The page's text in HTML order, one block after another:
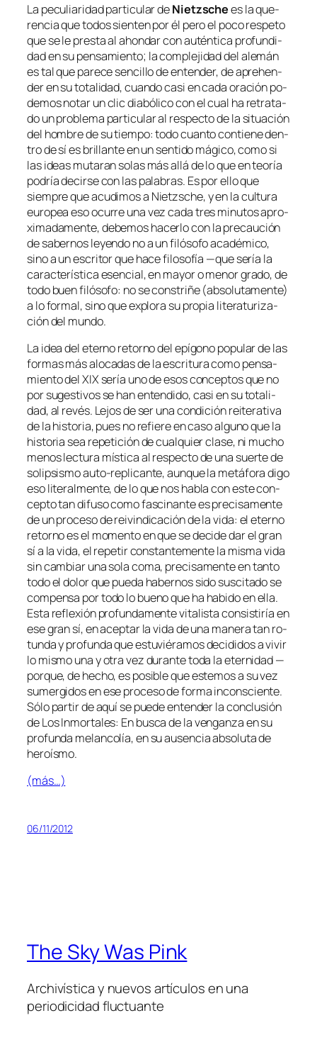
La pe­cu­lia­ri­dad par­ti­cu­lar deNietzschees la que­
ren­cia que to­dos sien­ten por él pe­ro el po­co res­pe­to
que se le pres­ta al ahon­dar con au­tén­ti­ca pro­fun­di­
dad en su pen­sa­mien­to; la com­ple­ji­dad del ale­mán
es tal que pa­re­ce sen­ci­llo de en­ten­der, de aprehen­
der en su to­ta­li­dad, cuan­do ca­si en ca­da ora­ción po­
de­mos no­tar unclicdia­bó­li­co con el cual ha re­tra­ta­
do un pro­ble­ma par­ti­cu­lar al res­pec­to de la si­tua­ción
del hom­bre de su tiem­po: to­do cuan­to con­tie­ne den­
tro de sí es bri­llan­te en un sen­ti­do má­gi­co, co­mo si
las ideas mu­ta­ran so­las más allá de lo que en teo­ría
po­dría de­cir­se con las pa­la­bras. Es por ello que
siem­pre que acu­di­mos a Nietzsche, y en la cul­tu­ra
eu­ro­pea eso ocu­rre una vez ca­da tres mi­nu­tos apro­
xi­ma­da­men­te, de­be­mos ha­cer­lo con la pre­cau­ción
de sa­ber­nos le­yen­do no a un fi­ló­so­fo aca­dé­mi­co,
sino a un es­cri­tor que ha­ce fi­lo­so­fía —que se­ría la
ca­rac­te­rís­ti­ca esen­cial, en ma­yor o me­nor gra­do, de
to­do buen fi­ló­so­fo: no se cons­tri­ñe (ab­so­lu­ta­men­te)
a lo for­mal, sino que ex­plo­ra su pro­pia li­te­ra­tu­ri­za­
ción del mundo.
La idea del eterno re­torno del epí­gono po­pu­lar de las
for­mas más alo­ca­das de la es­cri­tu­ra co­mo pen­sa­
mien­to del XIX se­ría uno de esos con­cep­tos que no
por su­ges­ti­vos se han en­ten­di­do, ca­si en su to­ta­li­
dad, al re­vés. Lejos de ser una con­di­ción reite­ra­ti­va
de la his­to­ria, pues no re­fie­re en ca­so al­guno que la
his­to­ria sea re­pe­ti­ción de cual­quier cla­se, ni mu­cho
me­nos lec­tu­ra mís­ti­ca al res­pec­to de una suer­te de
so­lip­sis­mo auto-replicante, aun­que la me­tá­fo­ra di­go
esoli­te­ral­men­te, de lo que nos ha­bla con es­te con­
cep­to tan di­fu­so co­mo fas­ci­nan­te es pre­ci­sa­men­te
de un pro­ce­so de rei­vin­di­ca­ción de la vi­da: el eterno
re­torno es el mo­men­to en que se de­ci­de dar el gran
sí a la vi­da, el re­pe­tir cons­tan­te­men­te la mis­ma vi­da
sin cam­biar una so­la co­ma, pre­ci­sa­men­te en tan­to
to­do el do­lor que pue­da ha­ber­nos si­do sus­ci­ta­do se
com­pen­sa por to­do lo bueno que ha ha­bi­do en ella.
Esta re­fle­xión pro­fun­da­men­te vi­ta­lis­ta con­sis­ti­ría en
ese gran sí, en acep­tar la vi­da de una ma­ne­ra tan ro­
tun­da y pro­fun­da que es­tu­vié­ra­mos de­ci­di­dos a vi­vir
lo mis­mo una y otra vez du­ran­te to­da la eter­ni­dad —
por­que, de he­cho, es po­si­ble que es­te­mos a su vez
su­mer­gi­dos en ese pro­ce­so de for­ma in­cons­cien­te.
Sólo par­tir de aquí se pue­de en­ten­der la con­clu­sión
deLos Inmortales: En bus­ca de la ven­gan­zaen su
pro­fun­da me­lan­co­lía, en su au­sen­cia ab­so­lu­ta de
heroísmo.
(más…)
06/11/2012
The Sky Was Pink
Archivística y nuevos artículos en una
periodicidad fluctuante